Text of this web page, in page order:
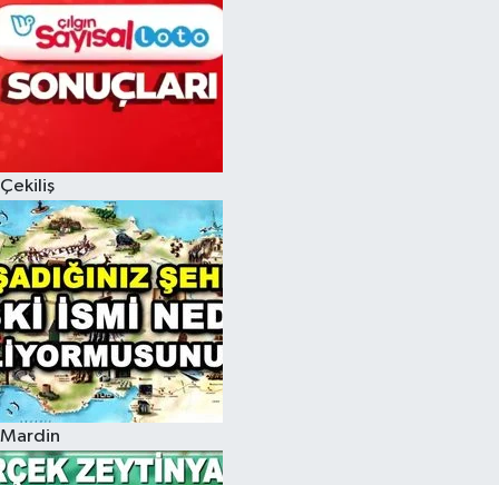
Çekiliş
Mardin